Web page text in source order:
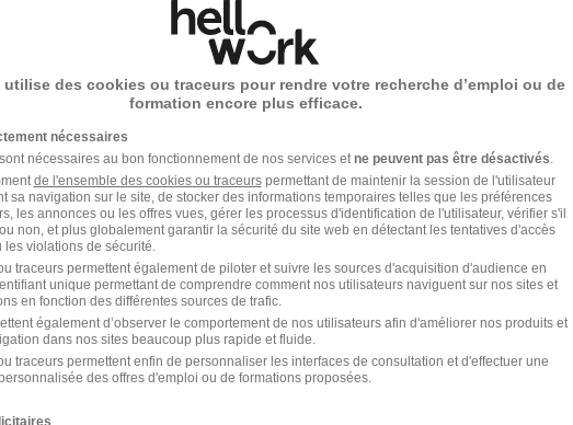
Médecin Généraliste - Creil 60 H/F
60 CDI 4 000 - 8 000 € / mois
des premiers à postuler
de Vie en Alternance H/F
utilise des cookies ou traceurs pour rendre votre recherche d’emploi ou de
formation encore plus efficace.
nécessaires
nécessaires au bon fonctionnement de nos services et ne peuvent pas être désactivés
de l'ensemble des cookies ou traceurspermettant de maintenir la session de l'utilisateur
sa navigation sur le site, de stocker des informations temporaires telles que les préférences
les annonces ou les offres vues, gérer les processus d'identification de l'utilisateur, vérifier s'il
non, et plus globalement garantir la sécurité du site web en détectant les tentatives d'accès
violations de sécurité.
traceurs permettent également de piloter et suivre les sources d'acquisition d'audience en
unique permettant de comprendre comment nos utilisateurs naviguent sur nos sites et
en fonction des différentes sources de trafic.
également d’observer le comportement de nos utilisateurs afin d'améliorer nos produits et
dans nos sites beaucoup plus rapide et fluide.
traceurs permettent enfin de personnaliser les interfaces de consultation et d'effectuer une
des offres d'emploi ou de formations proposées.